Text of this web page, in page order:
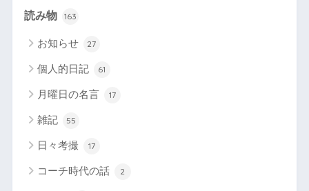
読み物 163
お知らせ 27
個人的日記 61
月曜日の名言 17
雑記 55
日々考撮 17
コーチ時代の話 2